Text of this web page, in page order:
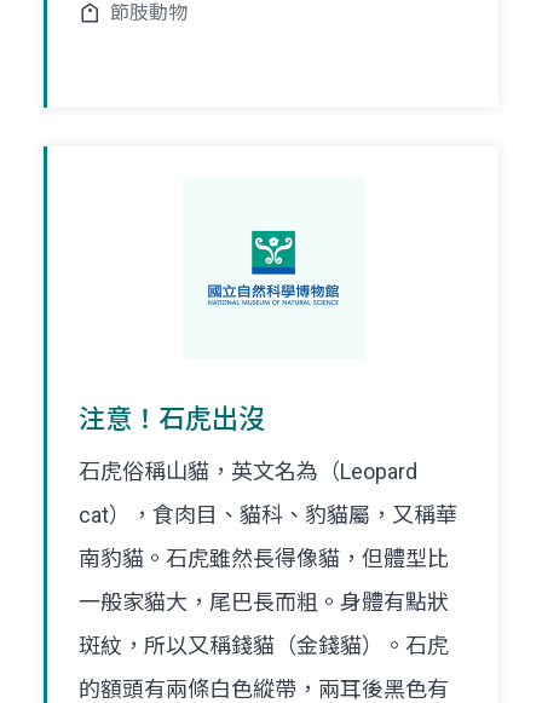
節肢動物
注意！石虎出沒
石虎俗稱山貓，英文名為（Leopard
cat），食肉目、貓科、豹貓屬，又稱華
南豹貓。石虎雖然長得像貓，但體型比
一般家貓大，尾巴長而粗。身體有點狀
斑紋，所以又稱錢貓（金錢貓）。石虎
的額頭有兩條白色縱帶，兩耳後黑色有